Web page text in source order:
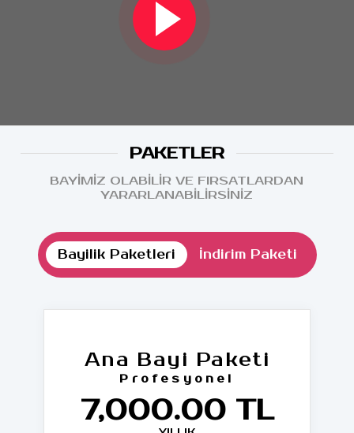
PAKETLER
BAYİMİZ OLABİLİR VE FIRSATLARDAN
YARARLANABİLİRSİNİZ
Bayilik Paketleri İndirim Paketi
Ana Bayi Paketi
Profesyonel
7,000.00 TL